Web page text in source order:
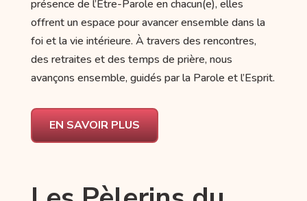
présence de l’Être-Parole en chacun(e), elles
offrent un espace pour avancer ensemble dans la
foi et la vie intérieure. À travers des rencontres,
des retraites et des temps de prière, nous
avançons ensemble, guidés par la Parole et l’Esprit.
EN SAVOIR PLUS